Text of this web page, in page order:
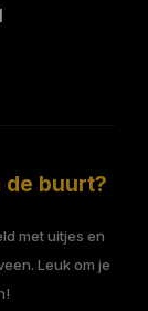
de buurt?
met uitjes en
Leuk om je